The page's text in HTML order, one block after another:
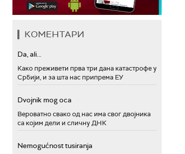
КОМЕНТАРИ
Da, ali...
Како преживети прва три дана катастрофе у
Србији, и за шта нас припрема ЕУ
Dvojnik mog oca
Вероватно свако од нас има свог двојника
са којим дели и сличну ДНК
Nemogućnost tusiranja